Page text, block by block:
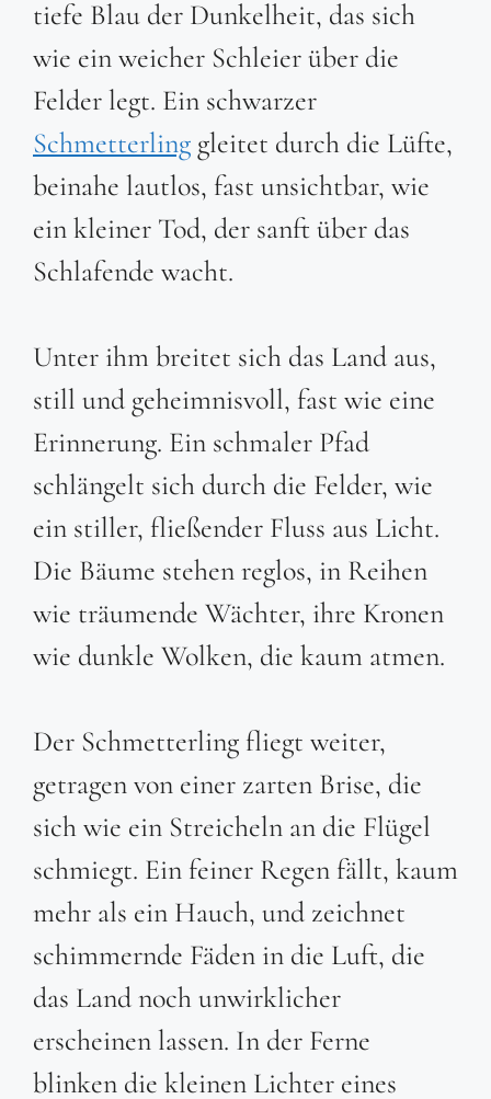
tiefe Blau der Dunkelheit, das sich
wie ein weicher Schleier über die
Felder legt. Ein schwarzer
Schmetterling gleitet durch die Lüfte,
beinahe lautlos, fast unsichtbar, wie
ein kleiner Tod, der sanft über das
Schlafende wacht.
Unter ihm breitet sich das Land aus,
still und geheimnisvoll, fast wie eine
Erinnerung. Ein schmaler Pfad
schlängelt sich durch die Felder, wie
ein stiller, fließender Fluss aus Licht.
Die Bäume stehen reglos, in Reihen
wie träumende Wächter, ihre Kronen
wie dunkle Wolken, die kaum atmen.
Der Schmetterling fliegt weiter,
getragen von einer zarten Brise, die
sich wie ein Streicheln an die Flügel
schmiegt. Ein feiner Regen fällt, kaum
mehr als ein Hauch, und zeichnet
schimmernde Fäden in die Luft, die
das Land noch unwirklicher
erscheinen lassen. In der Ferne
blinken die kleinen Lichter eines